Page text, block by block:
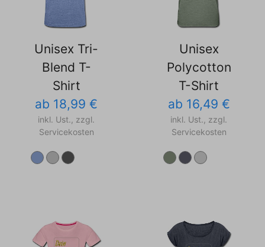
Unisex Tri-
Blend T-
Shirt
ab 18,99 €
inkl. Ust., zzgl.
Servicekosten
Unisex
Polycotton
T-Shirt
ab 16,49 €
inkl. Ust., zzgl.
Servicekosten